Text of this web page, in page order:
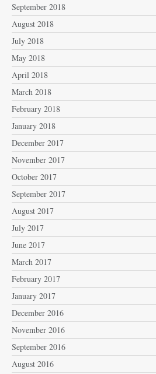
September 2018
August 2018
July 2018
May 2018
April 2018
March 2018
February 2018
January 2018
December 2017
November 2017
October 2017
September 2017
August 2017
July 2017
June 2017
March 2017
February 2017
January 2017
December 2016
November 2016
September 2016
August 2016